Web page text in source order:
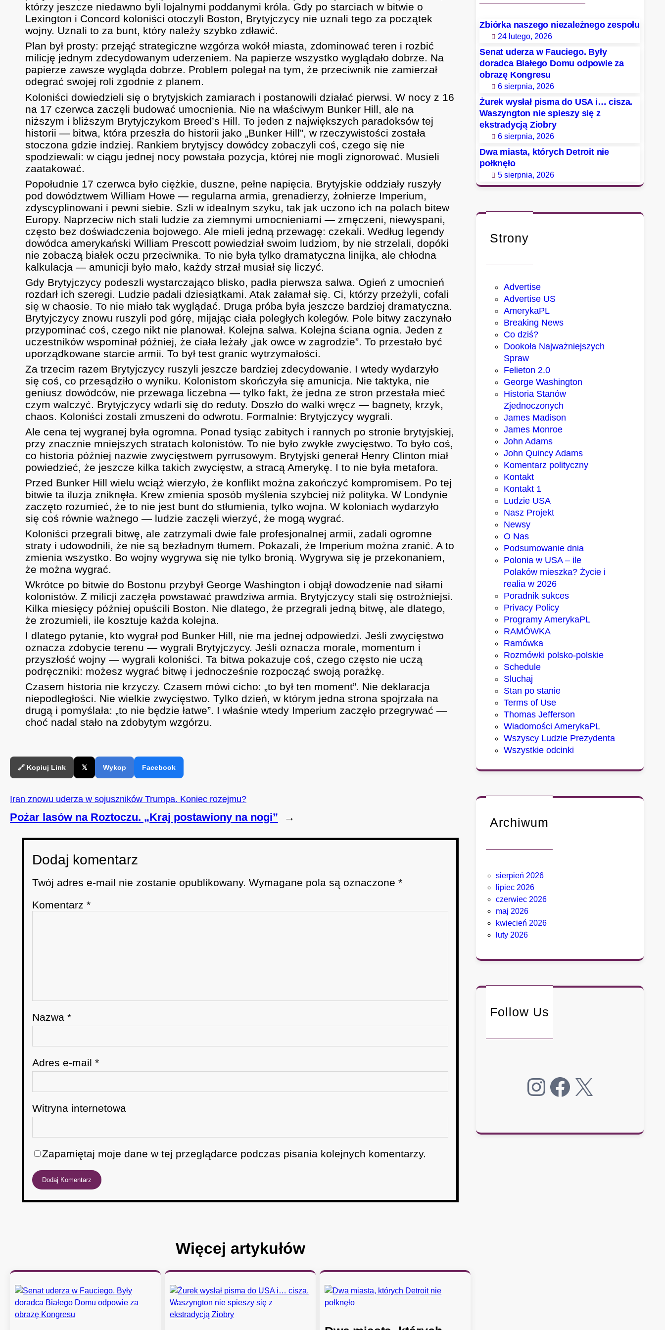
którzy jeszcze niedawno byli lojalnymi poddanymi króla. Gdy po starciach w bitwie o
Lexington i Concord koloniści otoczyli Boston, Brytyjczycy nie uznali tego za początek
wojny. Uznali to za bunt, który należy szybko zdławić.
Plan był prosty: przejąć strategiczne wzgórza wokół miasta, zdominować teren i rozbić
milicję jednym zdecydowanym uderzeniem. Na papierze wszystko wyglądało dobrze. Na
papierze zawsze wygląda dobrze. Problem polegał na tym, że przeciwnik nie zamierzał
odegrać swojej roli zgodnie z planem.
Koloniści dowiedzieli się o brytyjskich zamiarach i postanowili działać pierwsi. W nocy z 16
na 17 czerwca zaczęli budować umocnienia. Nie na właściwym Bunker Hill, ale na
niższym i bliższym Brytyjczykom Breed’s Hill. To jeden z największych paradoksów tej
historii — bitwa, która przeszła do historii jako „Bunker Hill”, w rzeczywistości została
stoczona gdzie indziej. Rankiem brytyjscy dowódcy zobaczyli coś, czego się nie
spodziewali: w ciągu jednej nocy powstała pozycja, której nie mogli zignorować. Musieli
zaatakować.
Popołudnie 17 czerwca było ciężkie, duszne, pełne napięcia. Brytyjskie oddziały ruszyły
pod dowództwem William Howe — regularna armia, grenadierzy, żołnierze Imperium,
zdyscyplinowani i pewni siebie. Szli w idealnym szyku, tak jak uczono ich na polach bitew
Europy. Naprzeciw nich stali ludzie za ziemnymi umocnieniami — zmęczeni, niewyspani,
często bez doświadczenia bojowego. Ale mieli jedną przewagę: czekali. Według legendy
dowódca amerykański William Prescott powiedział swoim ludziom, by nie strzelali, dopóki
nie zobaczą białek oczu przeciwnika. To nie była tylko dramatyczna linijka, ale chłodna
kalkulacja — amunicji było mało, każdy strzał musiał się liczyć.
Gdy Brytyjczycy podeszli wystarczająco blisko, padła pierwsza salwa. Ogień z umocnień
rozdarł ich szeregi. Ludzie padali dziesiątkami. Atak załamał się. Ci, którzy przeżyli, cofali
się w chaosie. To nie miało tak wyglądać. Druga próba była jeszcze bardziej dramatyczna.
Brytyjczycy znowu ruszyli pod górę, mijając ciała poległych kolegów. Pole bitwy zaczynało
przypominać coś, czego nikt nie planował. Kolejna salwa. Kolejna ściana ognia. Jeden z
uczestników wspominał później, że ciała leżały „jak owce w zagrodzie”. To przestało być
uporządkowane starcie armii. To był test granic wytrzymałości.
Za trzecim razem Brytyjczycy ruszyli jeszcze bardziej zdecydowanie. I wtedy wydarzyło
się coś, co przesądziło o wyniku. Kolonistom skończyła się amunicja. Nie taktyka, nie
geniusz dowódców, nie przewaga liczebna — tylko fakt, że jedna ze stron przestała mieć
czym walczyć. Brytyjczycy wdarli się do reduty. Doszło do walki wręcz — bagnety, krzyk,
chaos. Koloniści zostali zmuszeni do odwrotu. Formalnie: Brytyjczycy wygrali.
Ale cena tej wygranej była ogromna. Ponad tysiąc zabitych i rannych po stronie brytyjskiej,
przy znacznie mniejszych stratach kolonistów. To nie było zwykłe zwycięstwo. To było coś,
co historia później nazwie zwycięstwem pyrrusowym. Brytyjski generał Henry Clinton miał
powiedzieć, że jeszcze kilka takich zwycięstw, a stracą Amerykę. I to nie była metafora.
Przed Bunker Hill wielu wciąż wierzyło, że konflikt można zakończyć kompromisem. Po tej
bitwie ta iluzja zniknęła. Krew zmienia sposób myślenia szybciej niż polityka. W Londynie
zaczęto rozumieć, że to nie jest bunt do stłumienia, tylko wojna. W koloniach wydarzyło
się coś równie ważnego — ludzie zaczęli wierzyć, że mogą wygrać.
Koloniści przegrali bitwę, ale zatrzymali dwie fale profesjonalnej armii, zadali ogromne
straty i udowodnili, że nie są bezładnym tłumem. Pokazali, że Imperium można zranić. A to
zmienia wszystko. Bo wojny wygrywa się nie tylko bronią. Wygrywa się je przekonaniem,
że można wygrać.
Wkrótce po bitwie do Bostonu przybył George Washington i objął dowodzenie nad siłami
kolonistów. Z milicji zaczęła powstawać prawdziwa armia. Brytyjczycy stali się ostrożniejsi.
Kilka miesięcy później opuścili Boston. Nie dlatego, że przegrali jedną bitwę, ale dlatego,
że zrozumieli, ile kosztuje każda kolejna.
I dlatego pytanie, kto wygrał pod Bunker Hill, nie ma jednej odpowiedzi. Jeśli zwycięstwo
oznacza zdobycie terenu — wygrali Brytyjczycy. Jeśli oznacza morale, momentum i
przyszłość wojny — wygrali koloniści. Ta bitwa pokazuje coś, czego często nie uczą
podręczniki: możesz wygrać bitwę i jednocześnie rozpocząć swoją porażkę.
Czasem historia nie krzyczy. Czasem mówi cicho: „to był ten moment”. Nie deklaracja
niepodległości. Nie wielkie zwycięstwo. Tylko dzień, w którym jedna strona spojrzała na
drugą i pomyślała: „to nie będzie łatwe”. I właśnie wtedy Imperium zaczęło przegrywać —
choć nadal stało na zdobytym wzgórzu.
🔗 Kopiuj Link 𝕏 Wykop Facebook
Iran znowu uderza w sojuszników Trumpa. Koniec rozejmu?
Pożar lasów na Roztoczu. „Kraj postawiony na nogi” →
Dodaj komentarz
Twój adres e-mail nie zostanie opublikowany. Wymagane pola są oznaczone *
Komentarz *
Nazwa *
Adres e-mail *
Witryna internetowa
Zapamiętaj moje dane w tej przeglądarce podczas pisania kolejnych komentarzy.
Więcej artykułów
Zbiórka naszego niezależnego zespołu
24 lutego, 2026
Senat uderza w Fauciego. Były
doradca Białego Domu odpowie za
obrazę Kongresu
6 sierpnia, 2026
Żurek wysłał pisma do USA i… cisza.
Waszyngton nie spieszy się z
ekstradycją Ziobry
6 sierpnia, 2026
Dwa miasta, których Detroit nie
połknęło
5 sierpnia, 2026
Strony
Advertise
Advertise US
AmerykaPL
Breaking News
Co dziś?
Dookoła Najważniejszych
Spraw
Felieton 2.0
George Washington
Historia Stanów
Zjednoczonych
James Madison
James Monroe
John Adams
John Quincy Adams
Komentarz polityczny
Kontakt
Kontakt 1
Ludzie USA
Nasz Projekt
Newsy
O Nas
Podsumowanie dnia
Polonia w USA – ile
Polaków mieszka? Życie i
realia w 2026
Poradnik sukces
Privacy Policy
Programy AmerykaPL
RAMÓWKA
Ramówka
Rozmówki polsko-polskie
Schedule
Sluchaj
Stan po stanie
Terms of Use
Thomas Jefferson
Wiadomości AmerykaPL
Wszyscy Ludzie Prezydenta
Wszystkie odcinki
Archiwum
sierpień 2026
lipiec 2026
czerwiec 2026
maj 2026
kwiecień 2026
luty 2026
Follow Us
Instagram Facebook X